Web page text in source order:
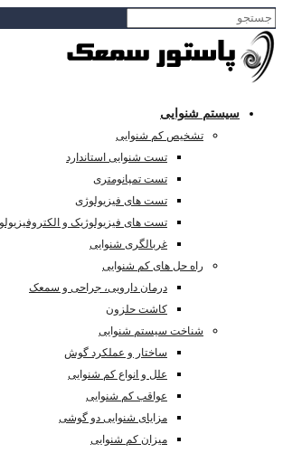
سیستم شنوایی
تشخیص کم شنوایی
تست شنوایی استاندارد
تست تمپانومتری
تست های فیزیولوژی
تست های فیزیولوژیک و
غربالگری شنوایی
راه حل های کم شنوایی
درمان دارویی، جراحی و سمعک
کاشت حلزون
شناخت سیستم شنوایی
ساختار و عملکرد گوش
علل و انواع کم شنوایی
عواقب کم شنوایی
مزایای شنوایی دو گوشی
میزان کم شنوایی